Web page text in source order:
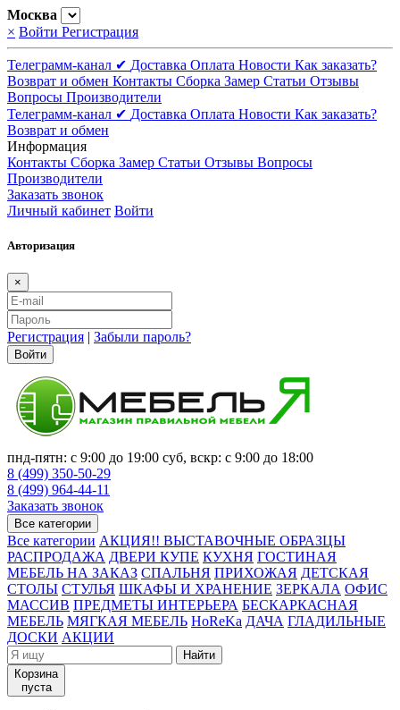
Москва
× Войти Регистрация
Телеграмм-канал ✔ Доставка Оплата Новости Как заказать?
Возврат и обмен Контакты Сборка Замер Статьи Отзывы
Вопросы Производители
Телеграмм-канал ✔ Доставка Оплата Новости Как заказать?
Возврат и обмен
Информация
Контакты Сборка Замер Статьи Отзывы Вопросы
Производители
Заказать звонок
Личный кабинет Войти
Авторизация
×
Регистрация | Забыли пароль?
Войти
пнд-пятн: с 9:00 до 19:00 суб, вскр: с 9:00 до 18:00
8 (499) 350-50-29
8 (499) 964-44-11
Заказать звонок
Все категории
Все категории АКЦИЯ!! ВЫСТАВОЧНЫЕ ОБРАЗЦЫ
РАСПРОДАЖА ДВЕРИ КУПЕ КУХНЯ ГОСТИНАЯ
МЕБЕЛЬ НА ЗАКАЗ СПАЛЬНЯ ПРИХОЖАЯ ДЕТСКАЯ
СТОЛЫ СТУЛЬЯ ШКАФЫ И ХРАНЕНИЕ ЗЕРКАЛА ОФИС
МАССИВ ПРЕДМЕТЫ ИНТЕРЬЕРА БЕСКАРКАСНАЯ
МЕБЕЛЬ МЯГКАЯ МЕБЕЛЬ HoReKa ДАЧА ГЛАДИЛЬНЫЕ
ДОСКИ АКЦИИ
Найти
Корзина
пуста